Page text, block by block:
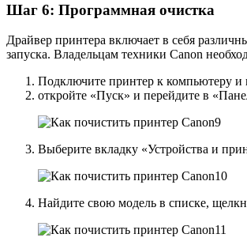
Шаг 6: Программная очистка
Драйвер принтера включает в себя
запуска. Владельцам техники Canon
Подключите принтер к компьютеру и
откройте «Пуск» и перейдите в
Выберите вкладку «Устройства и
Найдите свою модель в списке,